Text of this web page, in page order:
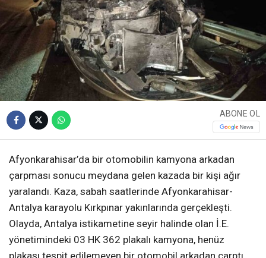
ABONE OL
Afyonkarahisar’da bir otomobilin kamyona arkadan
çarpması sonucu meydana gelen kazada bir kişi ağır
yaralandı. Kaza, sabah saatlerinde Afyonkarahisar-
Antalya karayolu Kırkpınar yakınlarında gerçekleşti.
Olayda, Antalya istikametine seyir halinde olan İ.E.
yönetimindeki 03 HK 362 plakalı kamyona, henüz